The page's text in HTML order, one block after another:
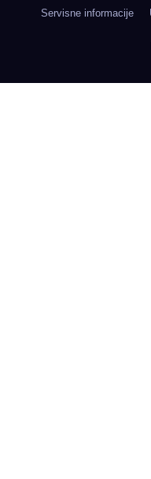
Servisne informacije